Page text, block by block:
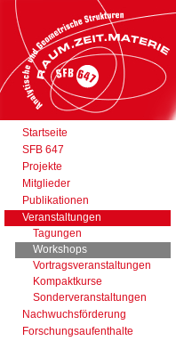
Startseite
SFB 647
Projekte
Mitglieder
Publikationen
Veranstaltungen
Tagungen
Workshops
Vortragsveranstaltungen
Kompaktkurse
Sonderveranstaltungen
Nachwuchsförderung
Forschungsaufenthalte